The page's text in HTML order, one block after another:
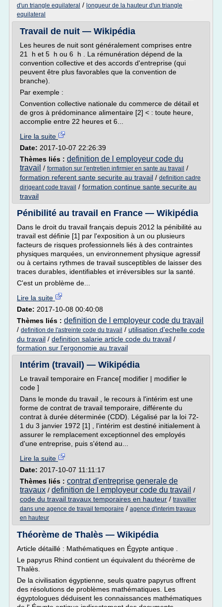
d'un triangle equilateral / longueur de la hauteur d'un triangle
equilateral
Travail de nuit — Wikipédia
Les heures de nuit sont généralement comprises entre
21 h et 5 h ou 6 h . La rémunération dépend de la
convention collective et des accords d'entreprise (qui
peuvent être plus favorables que la convention de
branche).
Par exemple :
Convention collective nationale du commerce de détail et
de gros à prédominance alimentaire [2] < : toute heure,
accomplie entre 22 heures et 6...
Lire la suite
Date: 2017-10-07 22:26:39
Thèmes liés : definition de l employeur code du
travail / formation sur l'entretien infirmier en sante au travail /
formation referent sante securite au travail / definition cadre
dirigeant code travail / formation continue sante securite au
travail
Pénibilité au travail en France — Wikipédia
Dans le droit du travail français depuis 2012 la pénibilité au
travail est définie [1] par l'exposition à un ou plusieurs
facteurs de risques professionnels liés à des contraintes
physiques marquées, un environnement physique agressif
ou à certains rythmes de travail susceptibles de laisser des
traces durables, identifiables et irréversibles sur la santé.
C'est un problème de...
Lire la suite
Date: 2017-10-08 00:40:08
Thèmes liés : definition de l employeur code du travail
/ definition de l'astreinte code du travail / utilisation d'echelle code
du travail / definition salarie article code du travail /
formation sur l'ergonomie au travail
Intérim (travail) — Wikipédia
Le travail temporaire en France[ modifier | modifier le
code ]
Dans le monde du travail , le recours à l'intérim est une
forme de contrat de travail temporaire, différente du
contrat à durée déterminée (CDD). Légalisé par la loi 72-
1 du 3 janvier 1972 [1] , l'intérim est destiné initialement à
assurer le remplacement exceptionnel des employés
d'une entreprise, puis s'étend au...
Lire la suite
Date: 2017-10-07 11:11:17
Thèmes liés : contrat d'entreprise generale de
travaux / definition de l employeur code du travail /
code du travail travaux temporaires en hauteur / travailler
dans une agence de travail temporaire / agence d'interim travaux
en hauteur
Théorème de Thalès — Wikipédia
Article détaillé : Mathématiques en Égypte antique .
Le papyrus Rhind contient un équivalent du théorème de
Thalès.
De la civilisation égyptienne, seuls quatre papyrus offrent
des résolutions de problèmes mathématiques. Les
égyptologues déduisent les connaissances mathématiques